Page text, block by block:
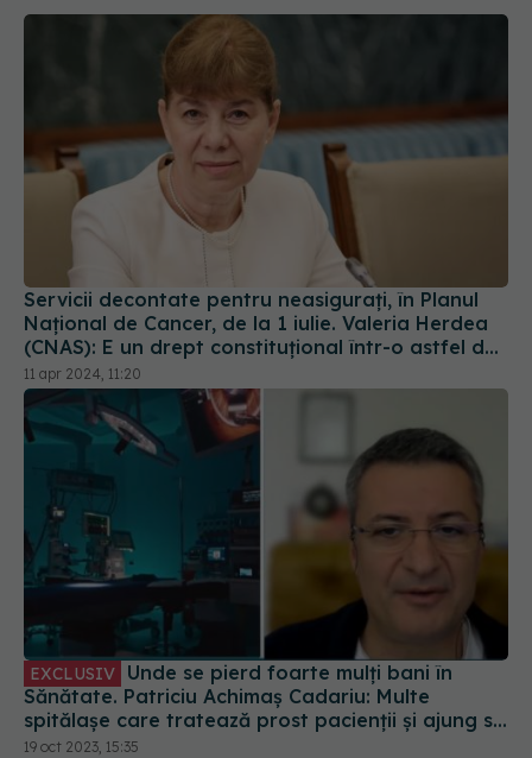
Servicii decontate pentru neasiguraţi, în Planul
Naţional de Cancer, de la 1 iulie. Valeria Herdea
(CNAS): E un drept constituţional într-o astfel de
boală. Nu e normal să moară atâţia oameni
11 apr 2024, 11:20
EXCLUSIV
Sănătate. Patriciu Achimaș Cadariu: Multe
spitălașe care tratează prost pacienții și ajung să
fie tratați a doua oară în centrele mari
19 oct 2023, 15:35